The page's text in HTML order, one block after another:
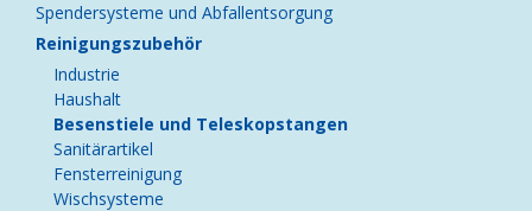
Spendersysteme und Abfallentsorgung
Reinigungszubehör
Industrie
Haushalt
Besenstiele und Teleskopstangen
Sanitärartikel
Fensterreinigung
Wischsysteme